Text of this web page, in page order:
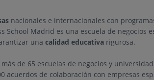
nacionales e internacionales con
School Madrid es una escuela de negocios
una calidad educativa rigurosa.
de 65 escuelas de negocios y
acuerdos de colaboración con empresas